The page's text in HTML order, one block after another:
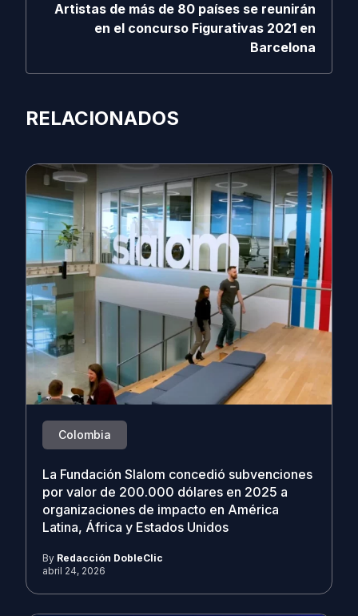
Artistas de más de 80 países se reunirán
en el concurso Figurativas 2021 en
Barcelona
RELACIONADOS
Colombia
La Fundación Slalom concedió subvenciones
por valor de 200.000 dólares en 2025 a
organizaciones de impacto en América
Latina, África y Estados Unidos
By Redacción DobleClic
abril 24, 2026